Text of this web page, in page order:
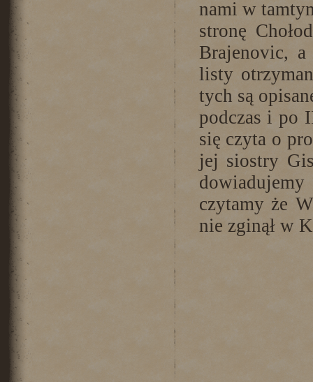
nami w
stronę
Brajenovic,
listy
tych są
podczas i po
się czyta o
jej siostry
czytamy że
nie zginął w